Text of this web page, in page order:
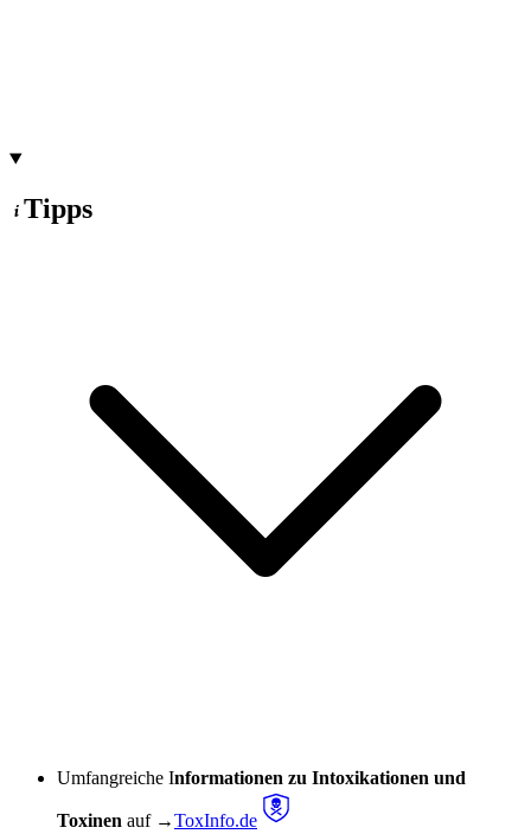
Tipps
Umfangreiche Informationen zu Intoxikationen und
Toxinen auf →ToxInfo.de